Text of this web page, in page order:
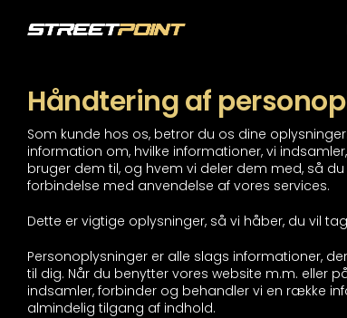
Håndtering af
Som kunde hos os, betror du os dine
information om, hvilke informationer, vi
bruger dem til, og hvem vi deler dem med, så
forbindelse med anvendelse af vores services.
Dette er vigtige oplysninger, så vi håber, du vil
Personoplysninger er alle slags informationer,
til dig. Når du benytter vores website m.m. eller
indsamler, forbinder og behandler vi en række
almindelig tilgang af indhold.